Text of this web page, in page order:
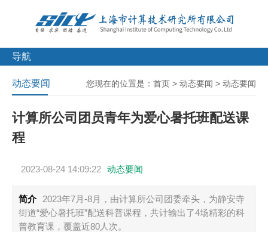
导航
您现在的位置是： 首页 > 动态要闻 > 动态要闻
动态要闻
计算所公司团员青年为爱心暑托班配送课
程
2023-08-24 14:09:22 动态要闻
简介
2023年7月-8月，由计算所公司团委牵头，为静安寺
街道“爱心暑托班”配送科普课程，共计输出了4场精彩的科
普教育课，覆盖近80人次。